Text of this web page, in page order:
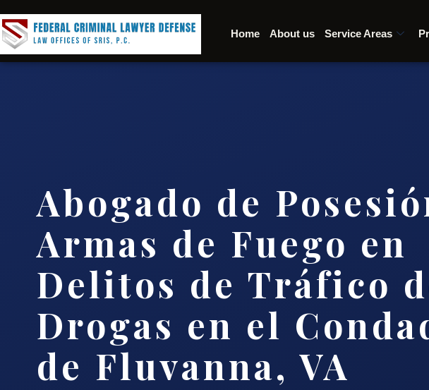
Home About us Service Areas
Abogado de
Armas de Fuego en
Delitos de Tráfico
Drogas en el
de Fluvanna, VA